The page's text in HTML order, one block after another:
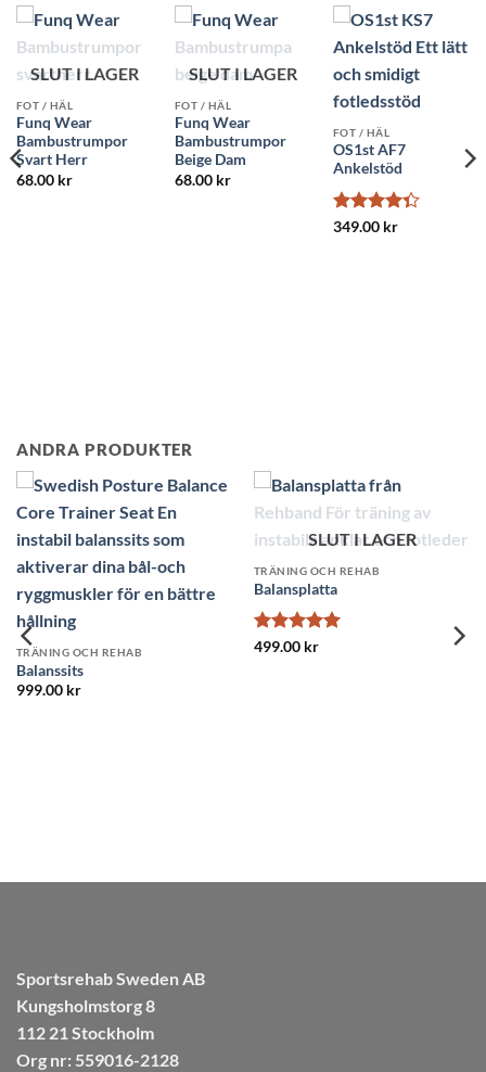
SLUT I LAGER
FOT / HÄL
Funq Wear
Bambustrumpor
Svart Herr
68.00 kr
SLUT I LAGER
FOT / HÄL
Funq Wear
Bambustrumpor
Beige Dam
68.00 kr
FOT / HÄL
OS1st AF7
Ankelstöd
Betygsatt
349.00 kr
ANDRA PRODUKTER
I LAGER
REHAB
SLUT I LAGER
Sportsrehab Sweden AB
Kungsholmstorg 8
112 21 Stockholm
Org nr: 559016-2128